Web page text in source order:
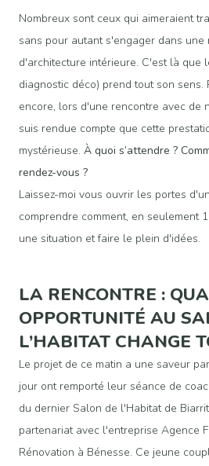
Nombreux sont ceux qui aimeraient
sans pour autant s'engager dans une
d'architecture intérieure. C'est là que
diagnostic déco) prend tout son sens.
encore, lors d'une rencontre avec de
suis rendue compte que cette
mystérieuse. À quoi s’attendre ?
rendez-vous ?
Laissez-moi vous ouvrir les portes
comprendre comment, en seulement
une situation et faire le plein d'idées.
LA RENCONTRE :
OPPORTUNITÉ AU
L’HABITAT CHANGE
Le projet de ce matin a une saveur
jour ont remporté leur séance de
du dernier Salon de l'Habitat de
partenariat avec l'entreprise Agence
Rénovation à Bénesse. Ce jeune